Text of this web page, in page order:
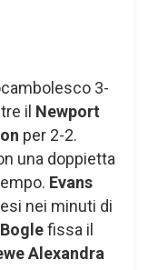
3-
il Newport
per 2-2.
una doppietta
Evans
nei minuti di
Boglefissa il
Alexandra